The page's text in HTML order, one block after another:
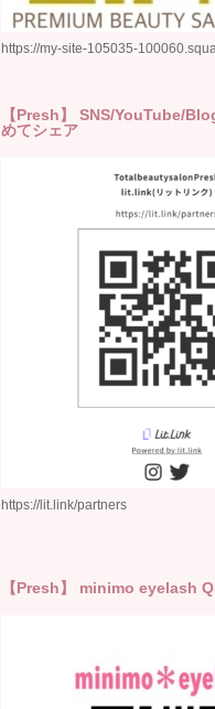
https://my-site-105035-
【Presh】 SNS/YouTube/
めてシェア
https://lit.link/partners
【Presh】 minimo eyelash